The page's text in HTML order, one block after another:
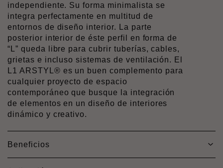
independiente. Su forma minimalista se
integra perfectamente en multitud de
entornos de diseño interior. La parte
posterior interior de éste perfil en forma de
“L” queda libre para cubrir tuberías, cables,
grietas e incluso sistemas de ventilación. El
L1 ARSTYL® es un buen complemento para
cualquier proyecto de espacio
contemporáneo que busque la integración
de elementos en un diseño de interiores
dinámico y creativo.
Beneficios